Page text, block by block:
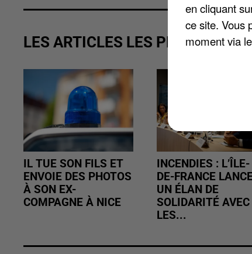
LES ARTICLES LES PLUS VUS
IL TUE SON FILS ET
ENVOIE DES PHOTOS
À SON EX-
COMPAGNE À NICE
INCENDIES : L’ÎLE-
DE-FRANCE
UN ÉLAN DE
SOLIDARITÉ AVEC
LES...
en cliquant
ce site. Vous
moment via